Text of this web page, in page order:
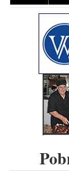
Ano XX
de